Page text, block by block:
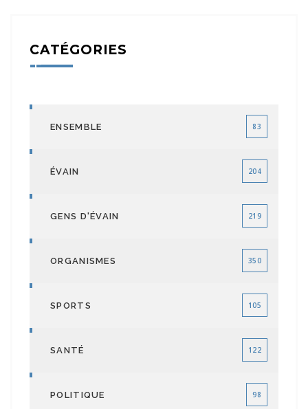
CATÉGORIES
ENSEMBLE 83
ÉVAIN 204
GENS D'ÉVAIN 219
ORGANISMES 350
SPORTS 105
SANTÉ 122
POLITIQUE 98